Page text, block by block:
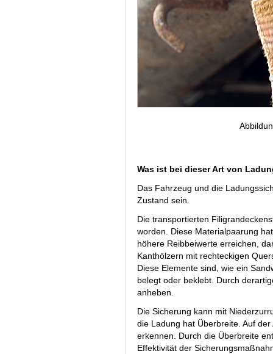
Was ist bei dieser Art von
Das Fahrzeug und die
Zustand sein.
Die transportierten
worden. Diese Materialpaarung
höhere Reibbeiwerte erreichen,
Kanthölzern mit rechteckigen
Diese Elemente sind, wie ein
belegt oder beklebt. Durch
anheben.
Die Sicherung kann mit
die Ladung hat Überbreite. Auf
erkennen. Durch die Überbreite
Effektivität der